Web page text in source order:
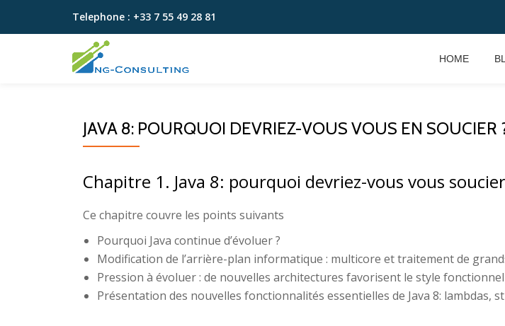
Aller
Telephone : +33 7 55 49 28 81
HOME
JAVA 8: POURQUOI DEVRIEZ-VOUS VOUS EN SOUCIER
Chapitre 1. Java 8: pourquoi devriez-vous vous
Ce chapitre couvre les points suivants
Pourquoi Java continue d’évoluer ?
Modification de l’arrière-plan informatique : multicore et traitement de
Pression à évoluer : de nouvelles architectures favorisent le style
Présentation des nouvelles fonctionnalités essentielles de Java 8: lambdas,